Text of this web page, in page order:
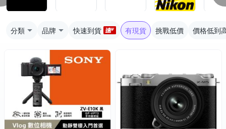
分類 品牌 快速到貨 有現貨 挑戰低價 價格低到